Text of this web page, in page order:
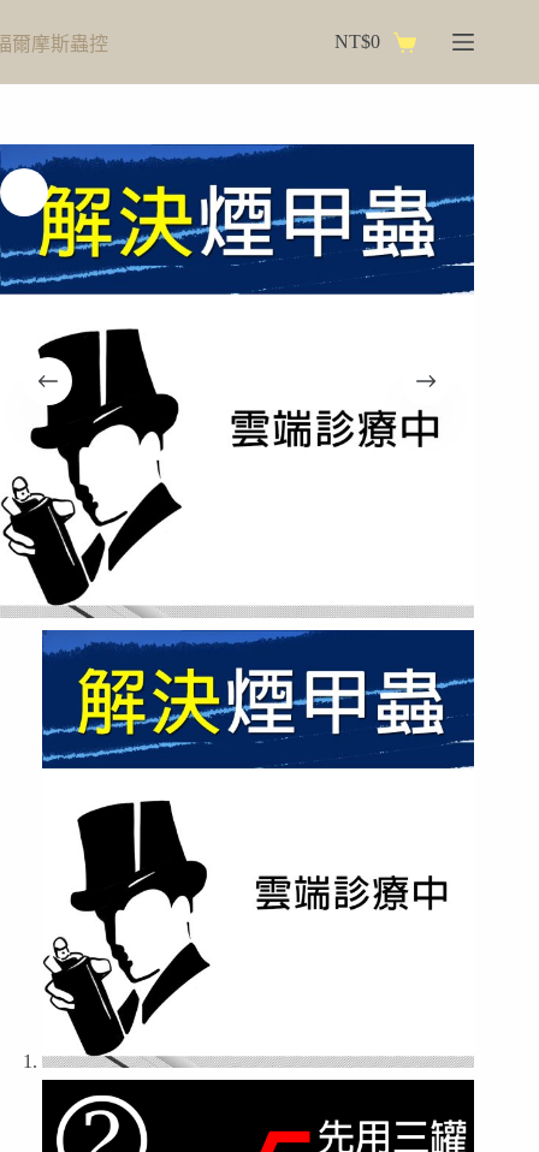
至爾摩斯蟲控
物
NT$0